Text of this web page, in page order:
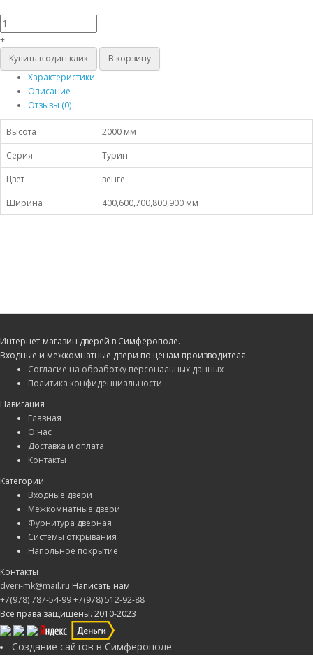
-
+
Купить в один клик
В корзину
Характеристики
Описание
Отзывы (0)
Высота
2000 мм
Серия
Турин
Цвет
венге
Ширина
400,600,700,800,900 мм
Интернет-магазин дверей в Симферополе.
Входные и межкомнатные двери по ценам производителя.
Согласие на обработку персональных данных
Политика конфиденциальности
Навигация
Главная
О нас
Доставка и оплата
Контакты
Категории
Входные двери
Межкомнатные двери
Фурнитура дверная
Системы открывания
Напольное покрытие
Контакты
dveri-mk@mail.ru Написать нам
+7(978) 787-54-99+7(978) 512-92-88
Все права защищены. 2010-2023
Создание сайтов в Симферополе